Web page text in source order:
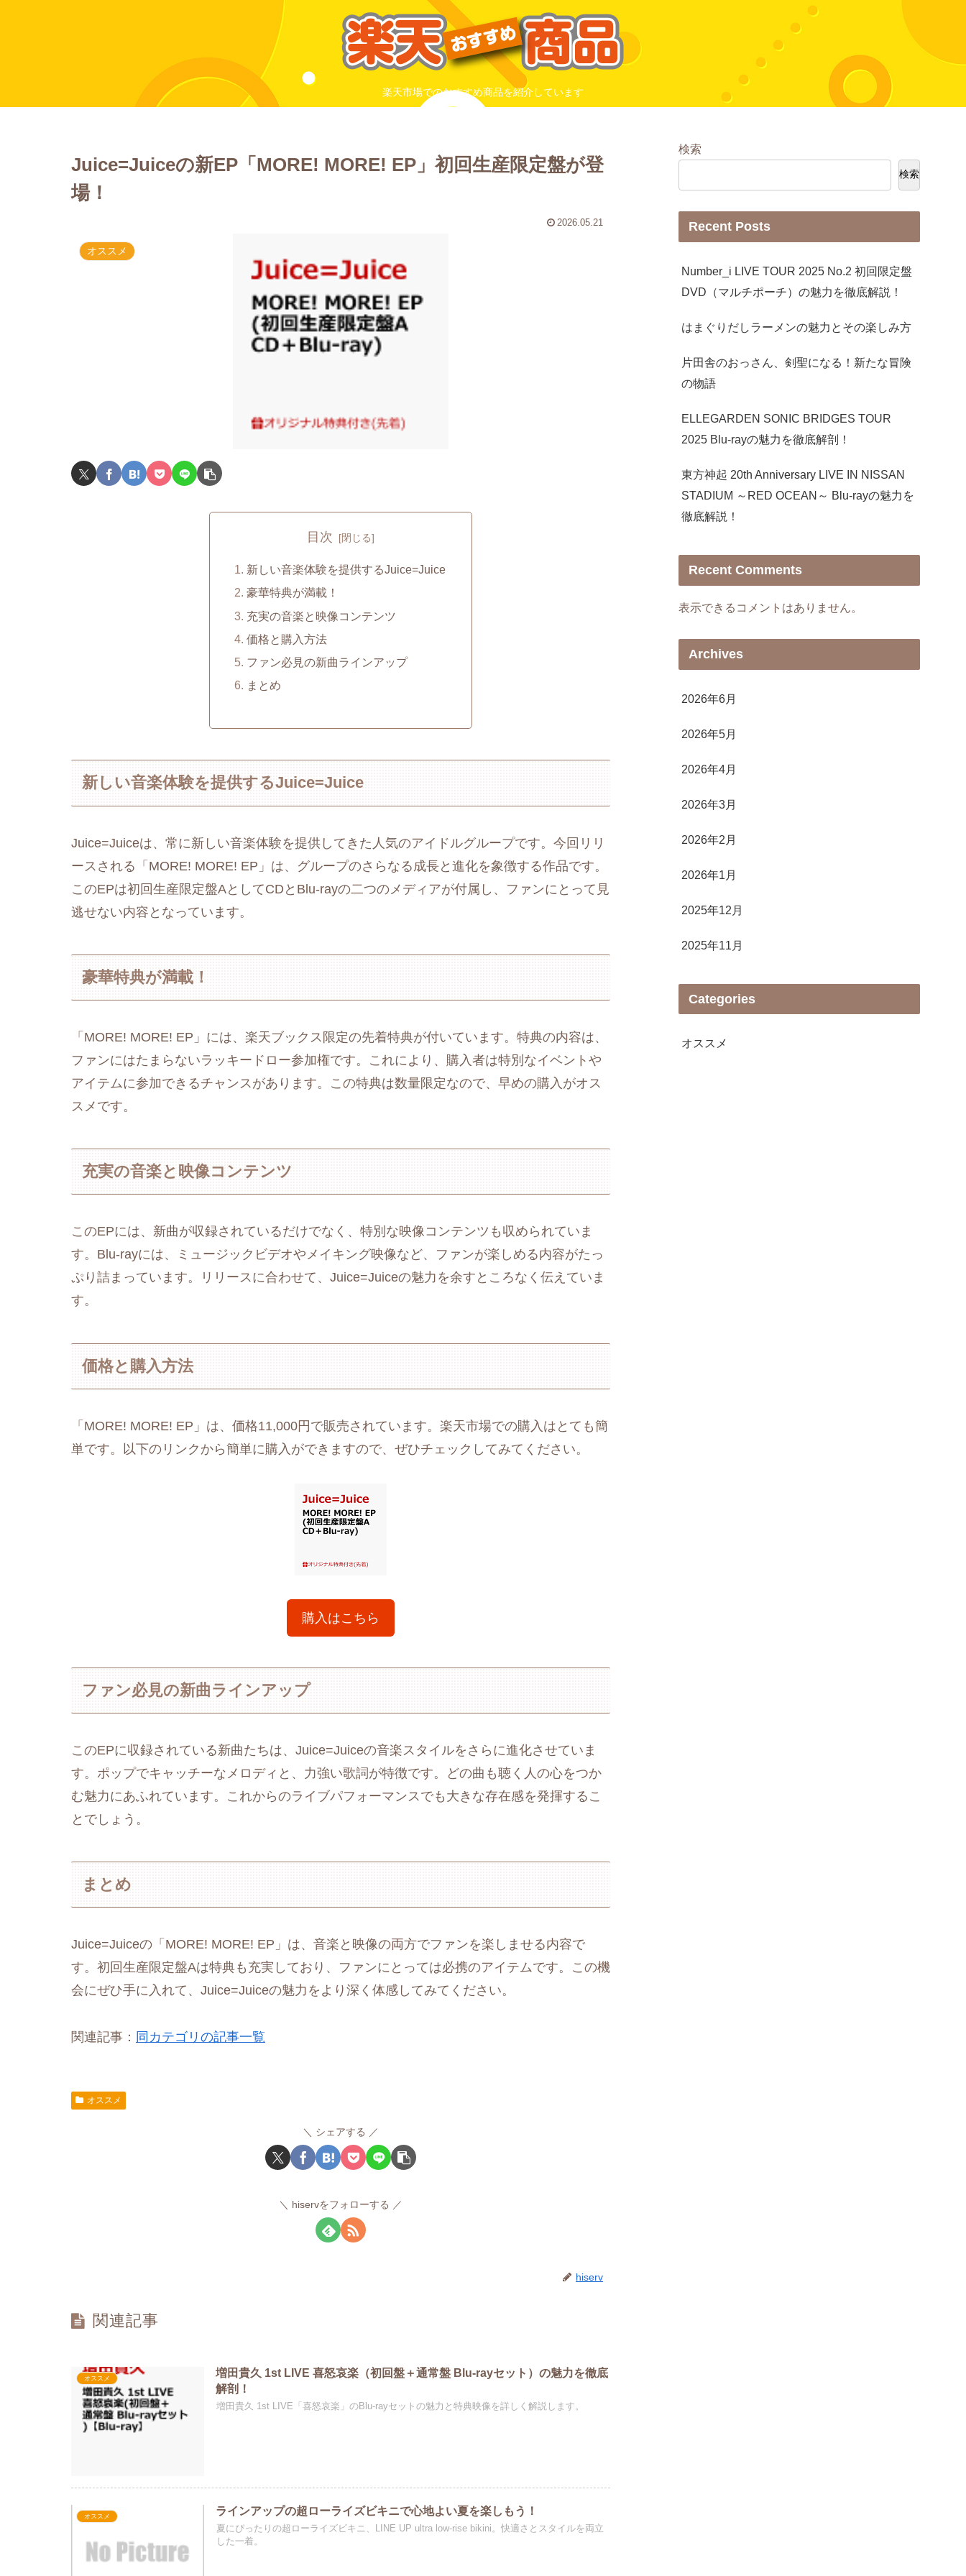
楽天市場でのおすすめ商品を紹介しています
Juice=Juiceの新EP「MORE! MORE! EP」初回生産限定盤が登
場！
2026.05.21
オススメ
目次
新しい音楽体験を提供するJuice=Juice
豪華特典が満載！
充実の音楽と映像コンテンツ
価格と購入方法
ファン必見の新曲ラインアップ
まとめ
新しい音楽体験を提供するJuice=Juice
Juice=Juiceは、常に新しい音楽体験を提供してきた人気のアイドルグループです。今回リリ
ースされる「MORE! MORE! EP」は、グループのさらなる成長と進化を象徴する作品です。
このEPは初回生産限定盤AとしてCDとBlu-rayの二つのメディアが付属し、ファンにとって見
逃せない内容となっています。
豪華特典が満載！
「MORE! MORE! EP」には、楽天ブックス限定の先着特典が付いています。特典の内容は、
ファンにはたまらないラッキードロー参加権です。これにより、購入者は特別なイベントや
アイテムに参加できるチャンスがあります。この特典は数量限定なので、早めの購入がオス
スメです。
充実の音楽と映像コンテンツ
このEPには、新曲が収録されているだけでなく、特別な映像コンテンツも収められていま
す。Blu-rayには、ミュージックビデオやメイキング映像など、ファンが楽しめる内容がたっ
ぷり詰まっています。リリースに合わせて、Juice=Juiceの魅力を余すところなく伝えていま
す。
価格と購入方法
「MORE! MORE! EP」は、価格11,000円で販売されています。楽天市場での購入はとても簡
単です。以下のリンクから簡単に購入ができますので、ぜひチェックしてみてください。
購入はこちら
ファン必見の新曲ラインアップ
このEPに収録されている新曲たちは、Juice=Juiceの音楽スタイルをさらに進化させていま
す。ポップでキャッチーなメロディと、力強い歌詞が特徴です。どの曲も聴く人の心をつか
む魅力にあふれています。これからのライブパフォーマンスでも大きな存在感を発揮するこ
とでしょう。
まとめ
Juice=Juiceの「MORE! MORE! EP」は、音楽と映像の両方でファンを楽しませる内容で
す。初回生産限定盤Aは特典も充実しており、ファンにとっては必携のアイテムです。この機
会にぜひ手に入れて、Juice=Juiceの魅力をより深く体感してみてください。
関連記事： 同カテゴリの記事一覧
オススメ
シェアする
hiservをフォローする
hiserv
関連記事
オススメ
増田貴久 1st LIVE 喜怒哀楽（初回盤＋通常盤 Blu-rayセット）の魅力を徹底
解剖！
増田貴久 1st LIVE「喜怒哀楽」のBlu-rayセットの魅力と特典映像を詳しく解説します。
オススメ ラインアップの超ローライズビキニで心地よい夏を楽しもう！
夏にぴったりの超ローライズビキニ、LINE UP ultra low-rise bikini。快適さとスタイルを両立
した一着。
検索
検索
Recent Posts
Number_i LIVE TOUR 2025 No.2 初回限定盤
DVD（マルチポーチ）の魅力を徹底解説！
はまぐりだしラーメンの魅力とその楽しみ方
片田舎のおっさん、剣聖になる！新たな冒険
の物語
ELLEGARDEN SONIC BRIDGES TOUR
2025 Blu-rayの魅力を徹底解剖！
東方神起 20th Anniversary LIVE IN NISSAN
STADIUM ～RED OCEAN～ Blu-rayの魅力を
徹底解説！
Recent Comments
表示できるコメントはありません。
Archives
2026年6月
2026年5月
2026年4月
2026年3月
2026年2月
2026年1月
2025年12月
2025年11月
Categories
オススメ